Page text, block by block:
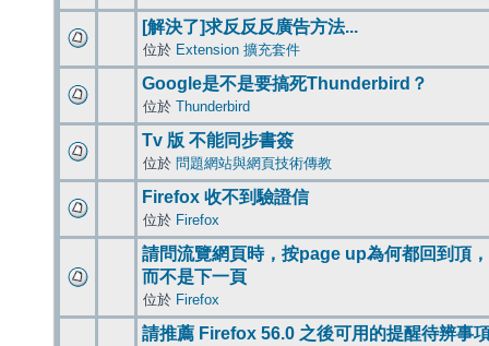
[解決了]求反反反廣告方法...
位於 Extension 擴充套件
Google是不是要搞死Thunderbird？
位於 Thunderbird
Tv 版 不能同步書簽
位於 問題網站與網頁技術傳教
Firefox 收不到驗證信
位於 Firefox
請問流覽網頁時，按page up為何都回到頂，
而不是下一頁
位於 Firefox
請推薦 Firefox 56.0 之後可用的提醒待辨事